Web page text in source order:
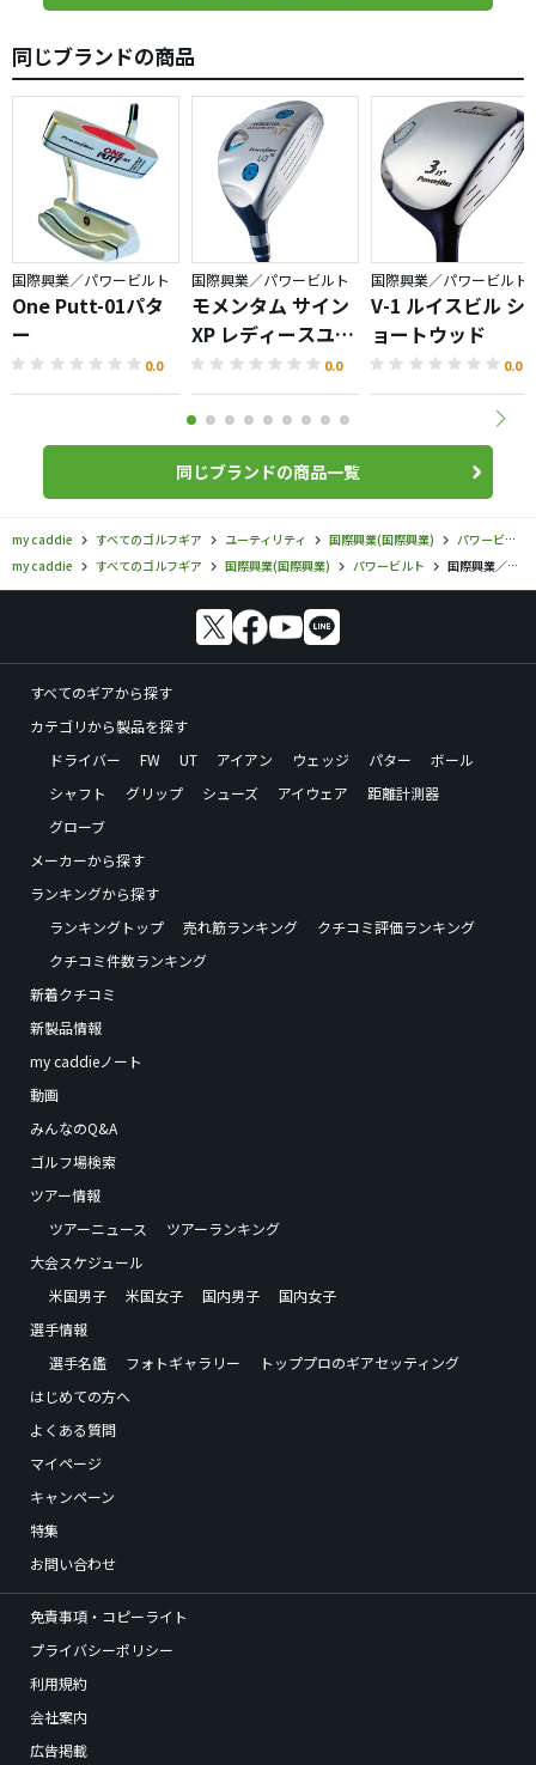
同じブランドの商品
国際興業／パワービルト
One Putt-01パタ
ー
0.0
国際興業／パワービルト
モメンタム サイン
XP レディースユー
ティリティ
0.0
国際興業／パワービルト
V-1 ルイスビル シ
ョートウッド
0.0
同じブランドの商品一覧
my caddie すべてのゴルフギア ユーティリティ 国際興業(国際興業)
パワービルト
my caddie
すべてのゴルフギア 国際興業(国際興業) パワービルト 国際興業／パワービルト／モメンタム サインXP ユーティリティの口コミ評価
すべてのギアから探す
カテゴリから製品を探す
ドライバー
FW UT アイアン ウェッジ パター
ボール
シャフト
グリップ シューズ アイウェア
距離計測器
グローブ
メーカーから探す
ランキングから探す
ランキングトップ
売れ筋ランキング
クチコミ評価ランキング
クチコミ件数ランキング
新着クチコミ
新製品情報
my caddieノート
動画
みんなのQ&A
ゴルフ場検索
ツアー情報
ツアーニュース
ツアーランキング
大会スケジュール
米国男子
米国女子 国内男子
国内女子
選手情報
選手名鑑
フォトギャラリー
トッププロのギアセッティング
はじめての方へ
よくある質問
マイページ
キャンペーン
特集
お問い合わせ
免責事項・コピーライト
プライバシーポリシー
利用規約
会社案内
広告掲載